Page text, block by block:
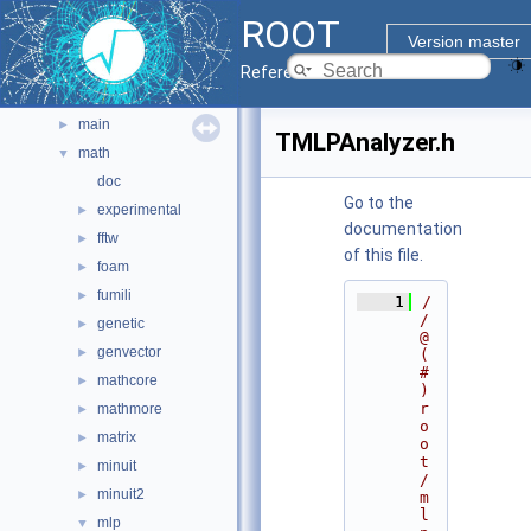
ROOT
Version master
Reference Guide
► graf3d
► gui
► hist
► io
► main
▼
math
doc
► experimental
► fftw
► foam
► fumili
► genetic
► genvector
► mathcore
► mathmore
► matrix
► minuit
► minuit2
▼ mlp
TMLPAnalyzer.h
Go to the
documentation
of this file.
    1
/
/
@
(
#
)
r
o
o
t
/
m
l